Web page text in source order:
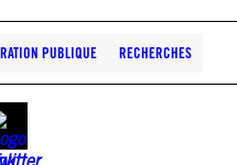
PUBLIQUE RECHERCHES